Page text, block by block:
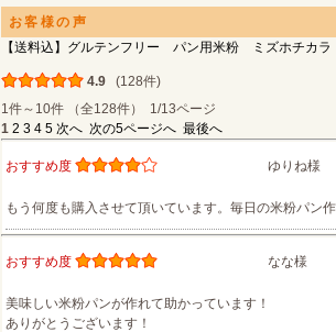
お客様の声
【送料込】グルテンフリー パン用米粉 ミズホチカ
4.9 (128件)
1件～10件 （全128件） 1/13ページ
1 2 3 4 5 次へ 次の5ページへ 最後へ
おすすめ度 ゆりね様
もう何度も購入させて頂いています。毎日の米粉パン
おすすめ度 なな様
美味しい米粉パンが作れて助かっています！
ありがとうございます！